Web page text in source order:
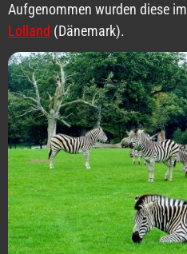
Aufgenommen wurden diese im
Lolland (Dänemark).